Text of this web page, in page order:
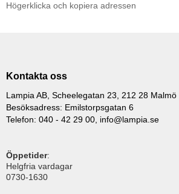
Högerklicka och kopiera adressen
Kontakta oss
Lampia AB, Scheelegatan 23, 212 28 Malmö
Besöksadress: Emilstorpsgatan 6
Telefon: 040 - 42 29 00, info@lampia.se
Öppetider:
Helgfria vardagar
0730-1630